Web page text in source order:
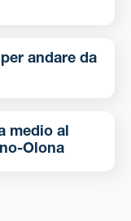
andare da
medio al
Olona